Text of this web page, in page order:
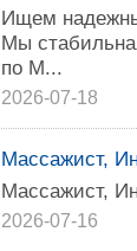
Ищем
Мы
по М...
2026-07-18
Массажист,
Массажист,
2026-07-16